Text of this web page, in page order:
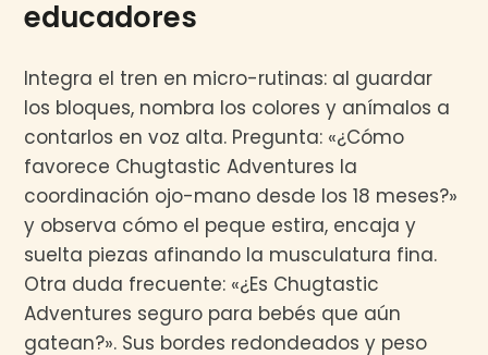
educadores
Integra el tren en micro-rutinas: al guardar
los bloques, nombra los colores y anímalos a
contarlos en voz alta. Pregunta: «¿Cómo
favorece Chugtastic Adventures la
coordinación ojo-mano desde los 18 meses?»
y observa cómo el peque estira, encaja y
suelta piezas afinando la musculatura fina.
Otra duda frecuente: «¿Es Chugtastic
Adventures seguro para bebés que aún
gatean?». Sus bordes redondeados y peso